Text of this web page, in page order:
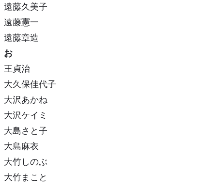
遠藤久美子
遠藤憲一
遠藤章造
お
王貞治
大久保佳代子
大沢あかね
大沢ケイミ
大島さと子
大島麻衣
大竹しのぶ
大竹まこと